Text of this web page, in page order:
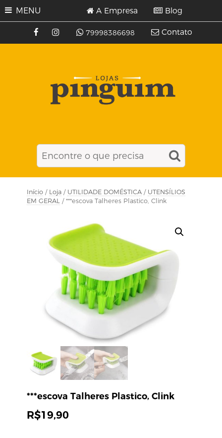
MENU
79998386698
A Empresa Blog
Contato
Início / Loja / UTILIDADE DOMÉSTICA / UTENSÍLIOS
EM GERAL / ***escova Talheres Plastico, Clink
***escova Talheres Plastico, Clink
R$19,90